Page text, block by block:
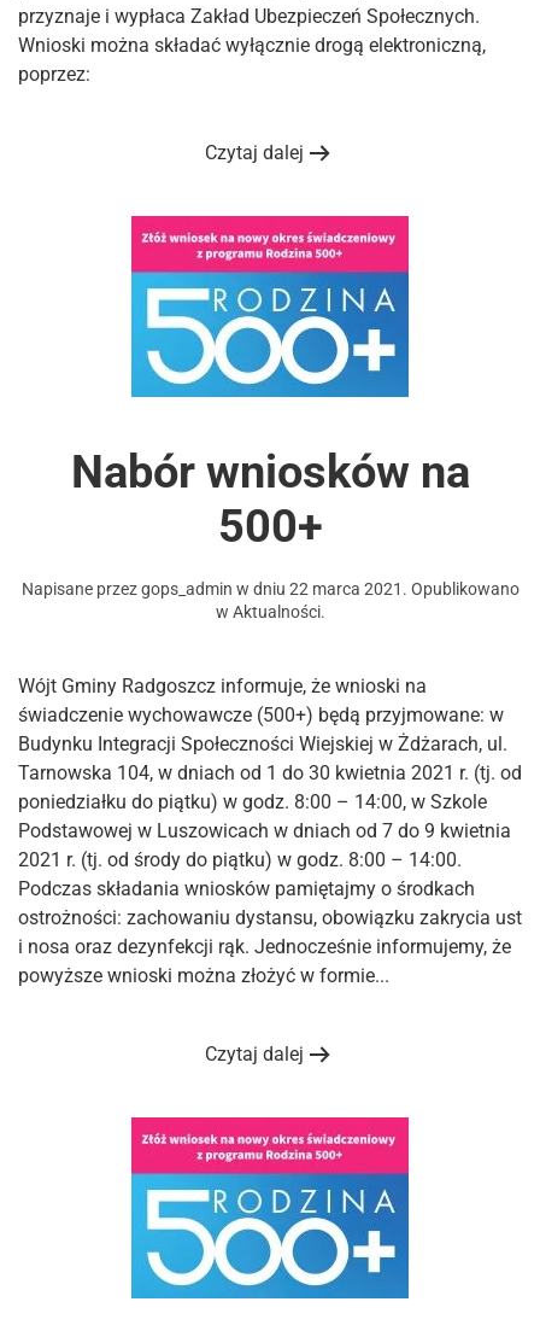
przyznaje i wypłaca Zakład Ubezpieczeń Społecznych.
Wnioski można składać wyłącznie drogą elektroniczną,
poprzez:
Czytaj dalej
Nabór wniosków na
500+
Napisane przezgops_admin w dniu 22 marca 2021 . Opublikowano
w Aktualności.
Wójt Gminy Radgoszcz informuje, że wnioski na
świadczenie wychowawcze (500+) będą przyjmowane: w
Budynku Integracji Społeczności Wiejskiej w Żdżarach, ul.
Tarnowska 104, w dniach od 1 do 30 kwietnia 2021 r. (tj. od
poniedziałku do piątku) w godz. 8:00 – 14:00, w Szkole
Podstawowej w Luszowicach w dniach od 7 do 9 kwietnia
2021 r. (tj. od środy do piątku) w godz. 8:00 – 14:00.
Podczas składania wniosków pamiętajmy o środkach
ostrożności: zachowaniu dystansu, obowiązku zakrycia ust
i nosa oraz dezynfekcji rąk. Jednocześnie informujemy, że
powyższe wnioski można złożyć w formie...
Czytaj dalej